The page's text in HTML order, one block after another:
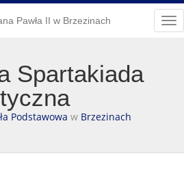
Pawła II w Brzezinach
Spartakiada
Podstawowa w Brzezinach